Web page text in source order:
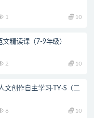
1 10
精读课（7-9年级）
2 10
文创作自主学习·TY·S（二
8 10